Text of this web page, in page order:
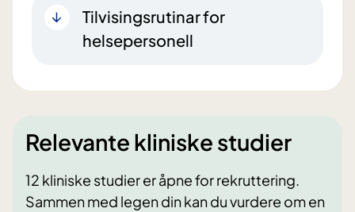
Tilvisingsrutinar for
helsepersonell
Relevante kliniske studier
12 kliniske studier er åpne for rekruttering.
Sammen med legen din kan du vurdere om en